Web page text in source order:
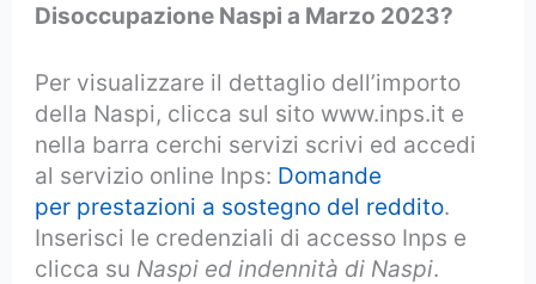
Disoccupazione Naspi a Marzo 2023?
Per visualizzare il dettaglio dell’importo
della Naspi, clicca sul sito www.inps.it e
nella barra cerchi servizi scrivi ed accedi
al servizio online Inps: Domande
per prestazioni a sostegno del reddito.
Inserisci le credenziali di accesso Inps e
clicca su Naspi ed indennità di Naspi.